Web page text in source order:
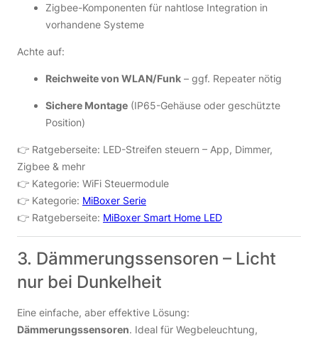
Zigbee-Komponenten für nahtlose Integration in
vorhandene Systeme
Achte auf:
Reichweite von WLAN/Funk – ggf. Repeater nötig
Sichere Montage (IP65-Gehäuse oder geschützte
Position)
👉 Ratgeberseite: LED-Streifen steuern – App, Dimmer,
Zigbee & mehr
👉 Kategorie: WiFi Steuermodule
👉 Kategorie: MiBoxer Serie
👉 Ratgeberseite: MiBoxer Smart Home LED
3. Dämmerungssensoren – Licht
nur bei Dunkelheit
Eine einfache, aber effektive Lösung:
Dämmerungssensoren. Ideal für Wegbeleuchtung,